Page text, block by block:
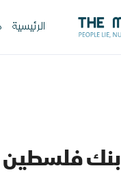
الرئيسية
بنك فلسطين